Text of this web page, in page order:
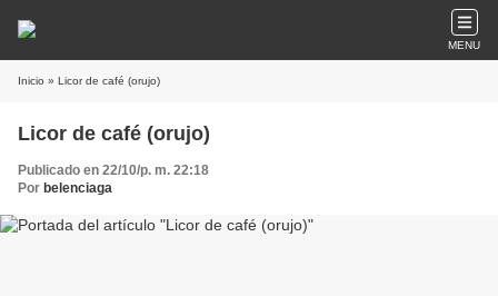
MENU
Inicio » Licor de café (orujo)
Licor de café (orujo)
Publicado en 22/10/p. m. 22:18
Por belenciaga